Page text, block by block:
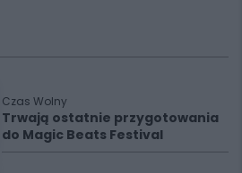
Czas Wolny
Trwają ostatnie przygotowania
do Magic Beats Festival